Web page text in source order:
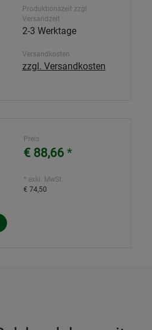
Produktionszeit zzgl.
Versandzeit
2-3 Werktage
Versandkosten
zzgl. Versandkosten
Preis
€ 88,66 *
* exkl. MwSt.:
€ 74,50